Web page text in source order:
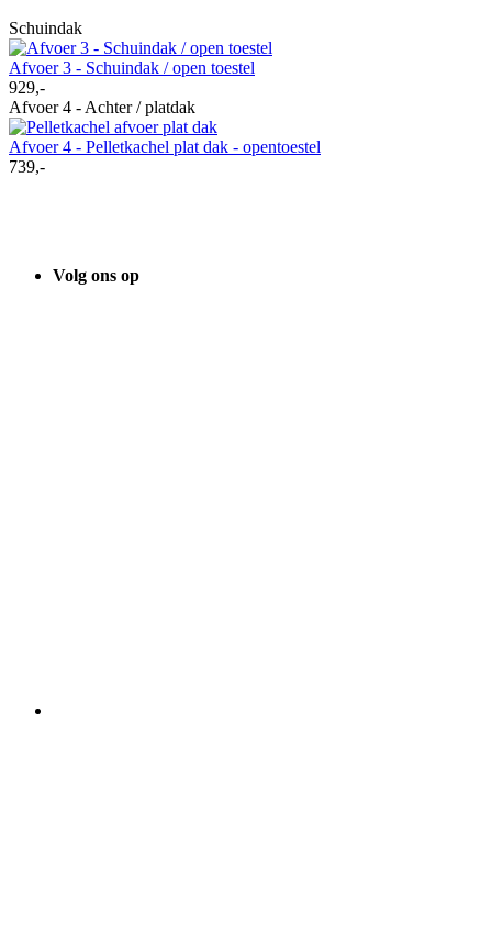
Schuindak
Afvoer 3 - Schuindak / open toestel
929,-
Afvoer 4 - Achter / platdak
Afvoer 4 - Pelletkachel plat dak - opentoestel
739,-
Volg ons op